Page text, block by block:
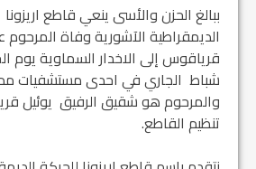
ببالغ الحزن والأسى ينعي قاطع
الديمقراطية الآشورية وفاة المرحوم
قرياقوس إلى الاخدار السماوية
شباط الجاري في احدى مستشفيات
والمرحوم هو شقيق الرفيق يوئيل
تنظيم القاطع.